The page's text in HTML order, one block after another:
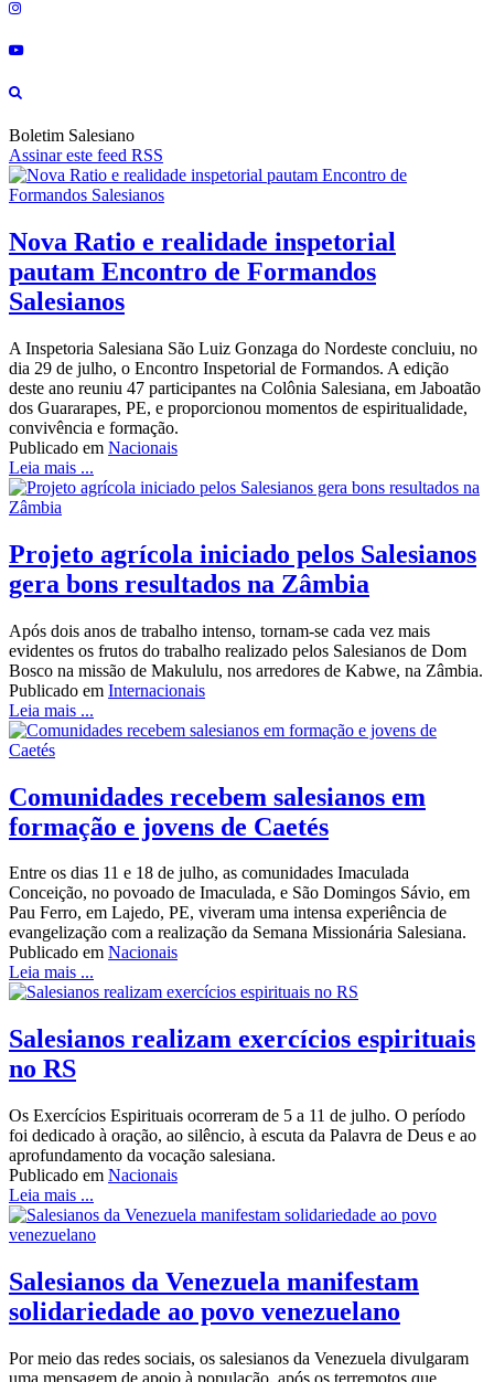
Boletim Salesiano
Assinar este feed RSS
Nova Ratio e realidade inspetorial
pautam Encontro de Formandos
Salesianos
A Inspetoria Salesiana São Luiz Gonzaga do Nordeste concluiu, no
dia 29 de julho, o Encontro Inspetorial de Formandos. A edição
deste ano reuniu 47 participantes na Colônia Salesiana, em Jaboatão
dos Guararapes, PE, e proporcionou momentos de espiritualidade,
convivência e formação.
Publicado em Nacionais
Leia mais ...
Projeto agrícola iniciado pelos Salesianos
gera bons resultados na Zâmbia
Após dois anos de trabalho intenso, tornam-se cada vez mais
evidentes os frutos do trabalho realizado pelos Salesianos de Dom
Bosco na missão de Makululu, nos arredores de Kabwe, na Zâmbia.
Publicado em Internacionais
Leia mais ...
Comunidades recebem salesianos em
formação e jovens de Caetés
Entre os dias 11 e 18 de julho, as comunidades Imaculada
Conceição, no povoado de Imaculada, e São Domingos Sávio, em
Pau Ferro, em Lajedo, PE, viveram uma intensa experiência de
evangelização com a realização da Semana Missionária Salesiana.
Publicado em Nacionais
Leia mais ...
Salesianos realizam exercícios espirituais
no RS
Os Exercícios Espirituais ocorreram de 5 a 11 de julho. O período
foi dedicado à oração, ao silêncio, à escuta da Palavra de Deus e ao
aprofundamento da vocação salesiana.
Publicado em Nacionais
Leia mais ...
Salesianos da Venezuela manifestam
solidariedade ao povo venezuelano
Por meio das redes sociais, os salesianos da Venezuela divulgaram
uma mensagem de apoio à população, após os terremotos que